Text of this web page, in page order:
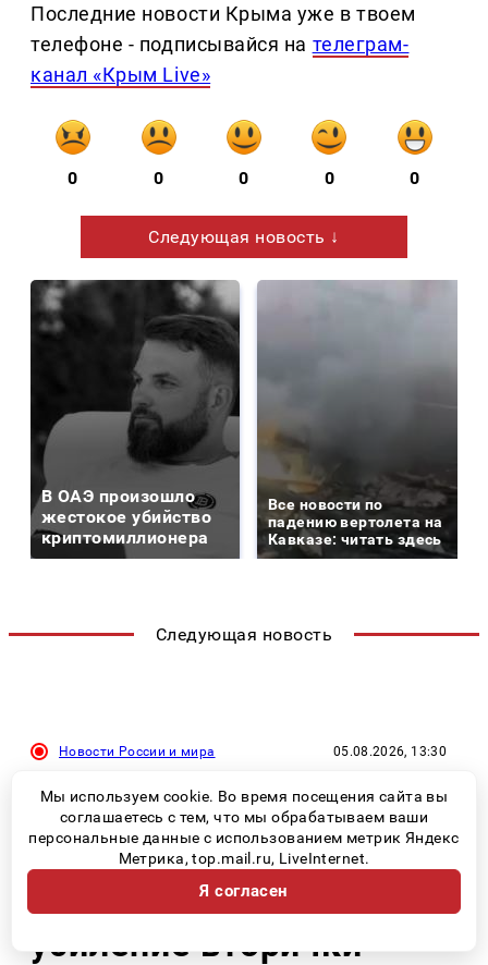
Последние новости Крыма уже в твоем
телефоне - подписывайся на телеграм-
канал «Крым Live»
0 0 0 0 0
Следующая новость ↓
В ОАЭ произошло
жестокое убийство
криптомиллионера
Все новости по
падению вертолета на
Кавказе: читать здесь
Следующая новость
Новости России и мира 05.08.2026, 13:30
Ипотека в июле 2026
года: коррекция после
рекордного июня и
усиление вторички
Мы используем cookie. Во время посещения сайта вы
соглашаетесь с тем, что мы обрабатываем ваши
персональные данные с использованием метрик Яндекс
Метрика, top.mail.ru, LiveInternet.
Я согласен